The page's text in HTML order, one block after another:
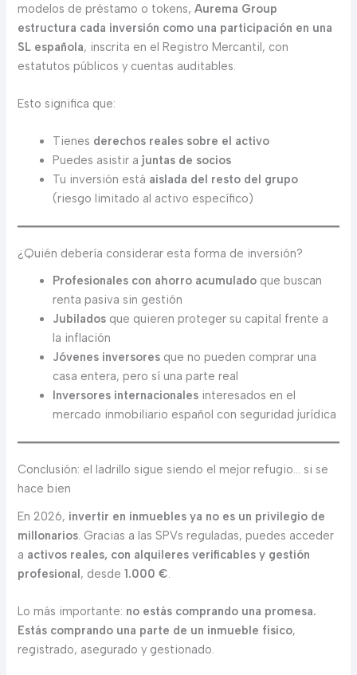
modelos de préstamo o tokens,Aurema Group
estructura cada inversión como una participación en una
SL española, inscrita en el Registro Mercantil, con
estatutos públicos y cuentas auditables.
Esto significa que:
Tienes derechos reales sobre el activo
Puedes asistir ajuntas de socios
Tu inversión está aislada del resto del grupo
(riesgo limitado al activo específico)
¿Quién debería considerar esta forma de inversión?
Profesionales con ahorro acumulado que buscan
renta pasiva sin gestión
Jubilados que quieren proteger su capital frente a
la inflación
Jóvenes inversores que no pueden comprar una
casa entera, pero sí una parte real
Inversores internacionales interesados en el
mercado inmobiliario español con seguridad jurídica
Conclusión: el ladrillo sigue siendo el mejor refugio… si se
hace bien
En 2026, invertir en inmuebles ya no es un privilegio de
millonarios . Gracias a las SPVs reguladas, puedes acceder
a activos reales, con alquileres verificables y gestión
profesional, desde1.000 €
Lo más importante: no estás comprando una promesa.
Estás comprando una parte de un inmueble físico,
registrado, asegurado y gestionado.